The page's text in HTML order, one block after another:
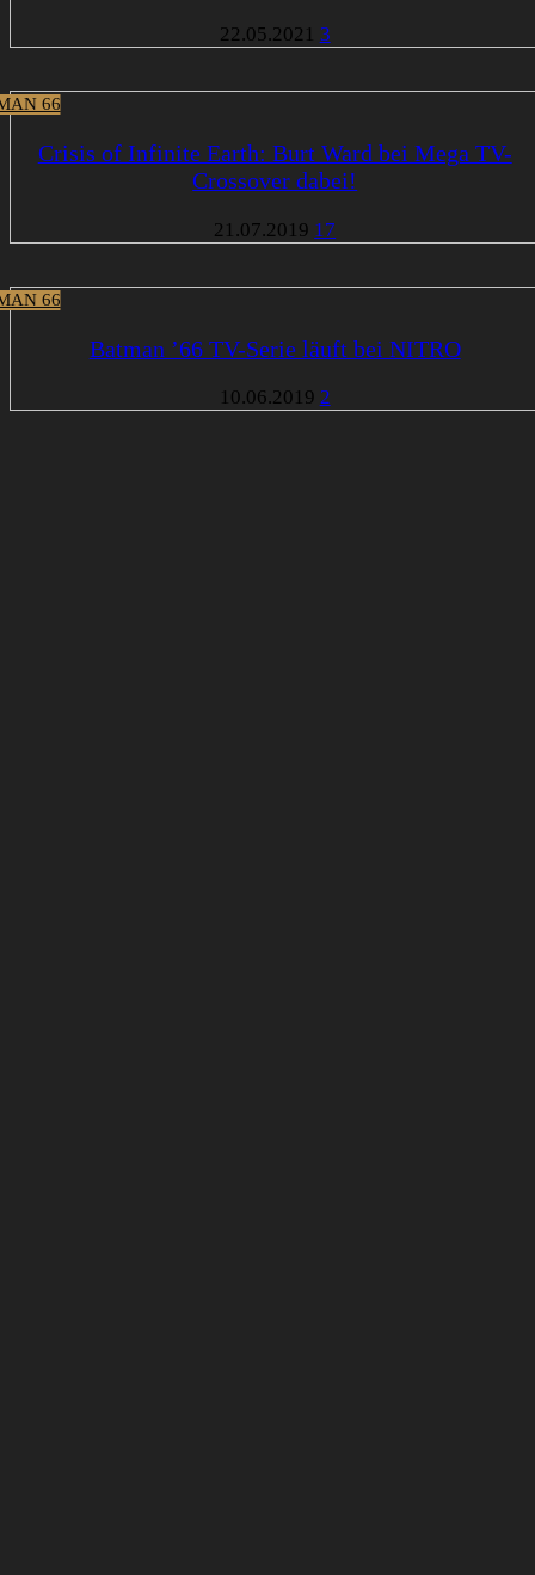
22.05.2021 3
66
Crisis of Infinite Earth: Burt Ward bei Mega TV-
Crossover dabei!
21.07.2019 17
66
Batman ’66 TV-Serie läuft bei NITRO
10.06.2019 2